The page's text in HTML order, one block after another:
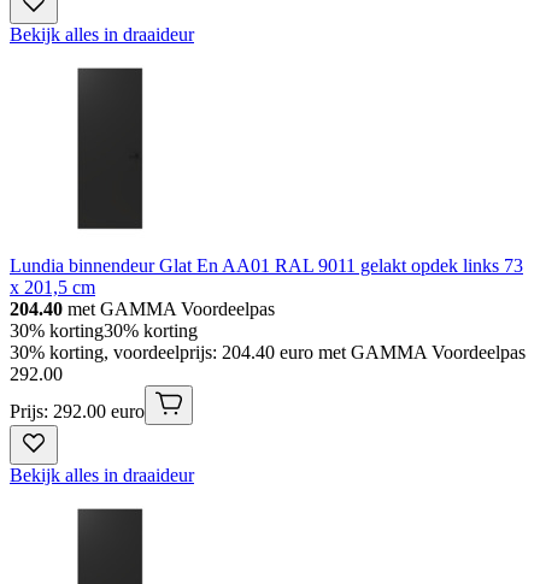
Bekijk alles in draaideur
Lundia binnendeur Glat En AA01 RAL 9011 gelakt opdek links 73
x 201,5 cm
204.40 met GAMMA Voordeelpas
30% korting30% korting
30% korting, voordeelprijs: 204.40 euro met GAMMA Voordeelpas
292.00
Prijs: 292.00 euro
Bekijk alles in draaideur